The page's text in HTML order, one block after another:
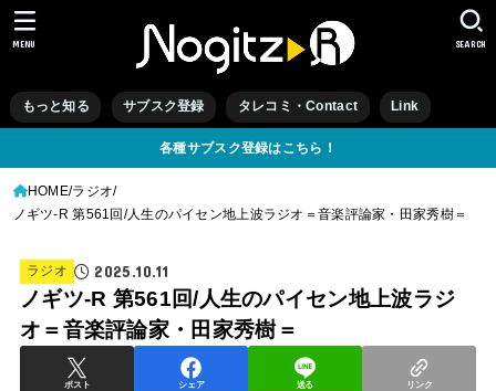
もっと知る サブスク登録 タレコミ・Contact Link
SEARCH
MENU
各種サブスク登録はこちら！
HOME ラジオ
ノギツ-R 第561回/人生のパイセン地上波ラジオ＝音楽評論家・田家秀樹＝
ラジオ 2025.10.11
ノギツ-R 第561回/人生のパイセン地上波ラジ
オ＝音楽評論家・田家秀樹＝
ポスト シェア 送る リンク